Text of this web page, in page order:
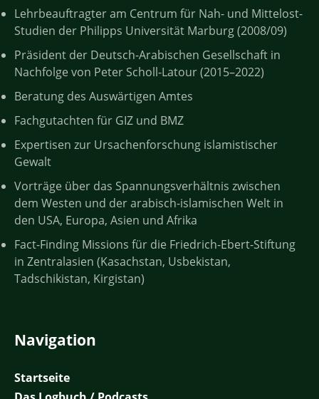
Lehrbeauftragter am Centrum für Nah- und Mittelost-
Studien der Philipps Universität Marburg (2008/09)
Präsident der Deutsch-Arabischen Gesellschaft in
Nachfolge von Peter Scholl-Latour (2015–2022)
Beratung des Auswärtigen Amtes
Fachgutachten für GIZ und BMZ
Expertisen zur Ursachenforschung islamistischer
Gewalt
Vorträge über das Spannungsverhältnis zwischen
dem Westen und der arabisch-islamischen Welt in
den USA, Europa, Asien und Afrika
Fact-Finding Missions für die Friedrich-Ebert-Stiftung
in Zentralasien (Kasachstan, Usbekistan,
Tadschikistan, Kirgistan)
Navigation
Startseite